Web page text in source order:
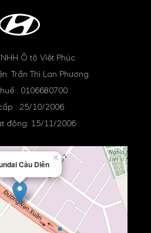
Ô tô Việt Phúc
Trần Thị Lan Phương
: 0106680700
: 25/10/2006
động: 15/11/2006
Cầu Diễn
×